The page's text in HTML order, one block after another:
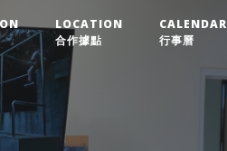
LOCATION
合作據點
CALENDAR
行事曆